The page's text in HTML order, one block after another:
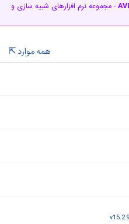
- مجموعه نرم افزارهای شبیه سازی و
همه موارد